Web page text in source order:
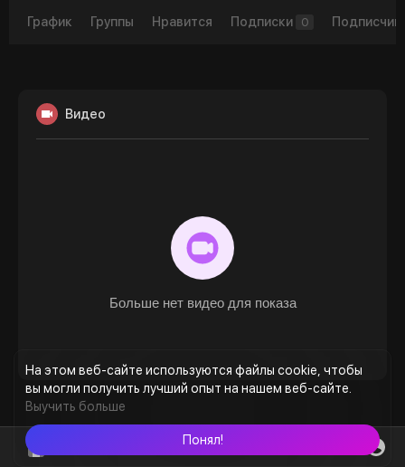
На этом веб-сайте используются файлы cookie, чтобы
вы могли получить лучший опыт на нашем веб-сайте.
Выучить больше
Понял!
График Группы Нравится Подписки 0
Видео
Больше нет видео для показа